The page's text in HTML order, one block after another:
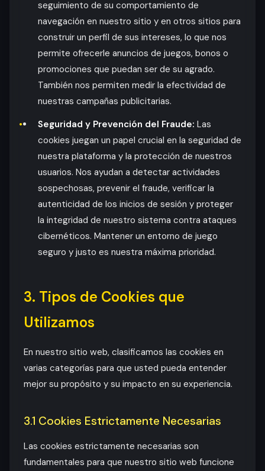
seguimiento de su comportamiento de
navegación en nuestro sitio y en otros sitios para
construir un perfil de sus intereses, lo que nos
permite ofrecerle anuncios de juegos, bonos o
promociones que puedan ser de su agrado.
También nos permiten medir la efectividad de
nuestras campañas publicitarias.
Seguridad y Prevención del Fraude: Las
cookies juegan un papel crucial en la seguridad de
nuestra plataforma y la protección de nuestros
usuarios. Nos ayudan a detectar actividades
sospechosas, prevenir el fraude, verificar la
autenticidad de los inicios de sesión y proteger
la integridad de nuestro sistema contra ataques
cibernéticos. Mantener un entorno de juego
seguro y justo es nuestra máxima prioridad.
3. Tipos de Cookies que
Utilizamos
En nuestro sitio web, clasificamos las cookies en
varias categorías para que usted pueda entender
mejor su propósito y su impacto en su experiencia.
3.1 Cookies Estrictamente Necesarias
Las cookies estrictamente necesarias son
fundamentales para que nuestro sitio web funcione